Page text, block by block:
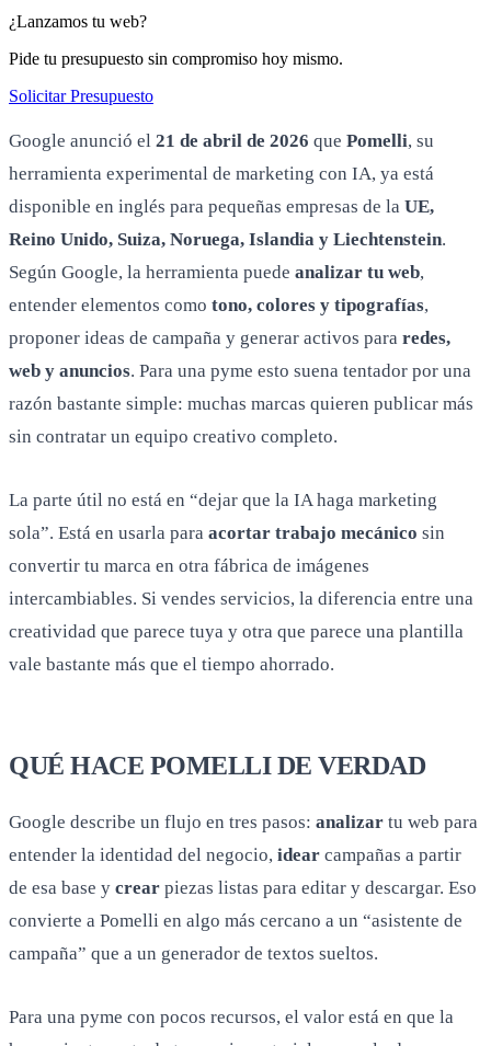
¿Lanzamos tu web?
Pide tu presupuesto sin compromiso hoy mismo.
Solicitar Presupuesto
Google anunció el 21 de abril de 2026 que Pomelli, su
herramienta experimental de marketing con IA, ya está
disponible en inglés para pequeñas empresas de la UE,
Reino Unido, Suiza, Noruega, Islandia y Liechtenstein.
Según Google, la herramienta puede analizar tu web,
entender elementos como tono, colores y tipografías,
proponer ideas de campaña y generar activos para redes,
web y anuncios. Para una pyme esto suena tentador por una
razón bastante simple: muchas marcas quieren publicar más
sin contratar un equipo creativo completo.
La parte útil no está en “dejar que la IA haga marketing
sola”. Está en usarla para acortar trabajo mecánico sin
convertir tu marca en otra fábrica de imágenes
intercambiables. Si vendes servicios, la diferencia entre una
creatividad que parece tuya y otra que parece una plantilla
vale bastante más que el tiempo ahorrado.
QUÉ HACE POMELLI DE VERDAD
Google describe un flujo en tres pasos: analizar tu web para
entender la identidad del negocio, idear campañas a partir
de esa base y crear piezas listas para editar y descargar. Eso
convierte a Pomelli en algo más cercano a un “asistente de
campaña” que a un generador de textos sueltos.
Para una pyme con pocos recursos, el valor está en que la